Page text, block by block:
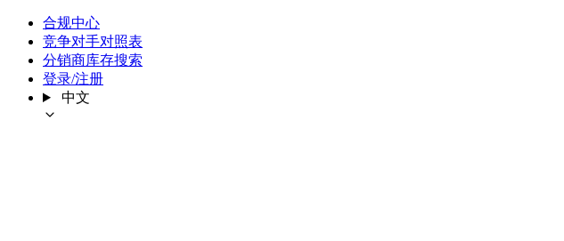
合规中心
竞争对手对照表
分销商库存搜索
登录/注册
中文